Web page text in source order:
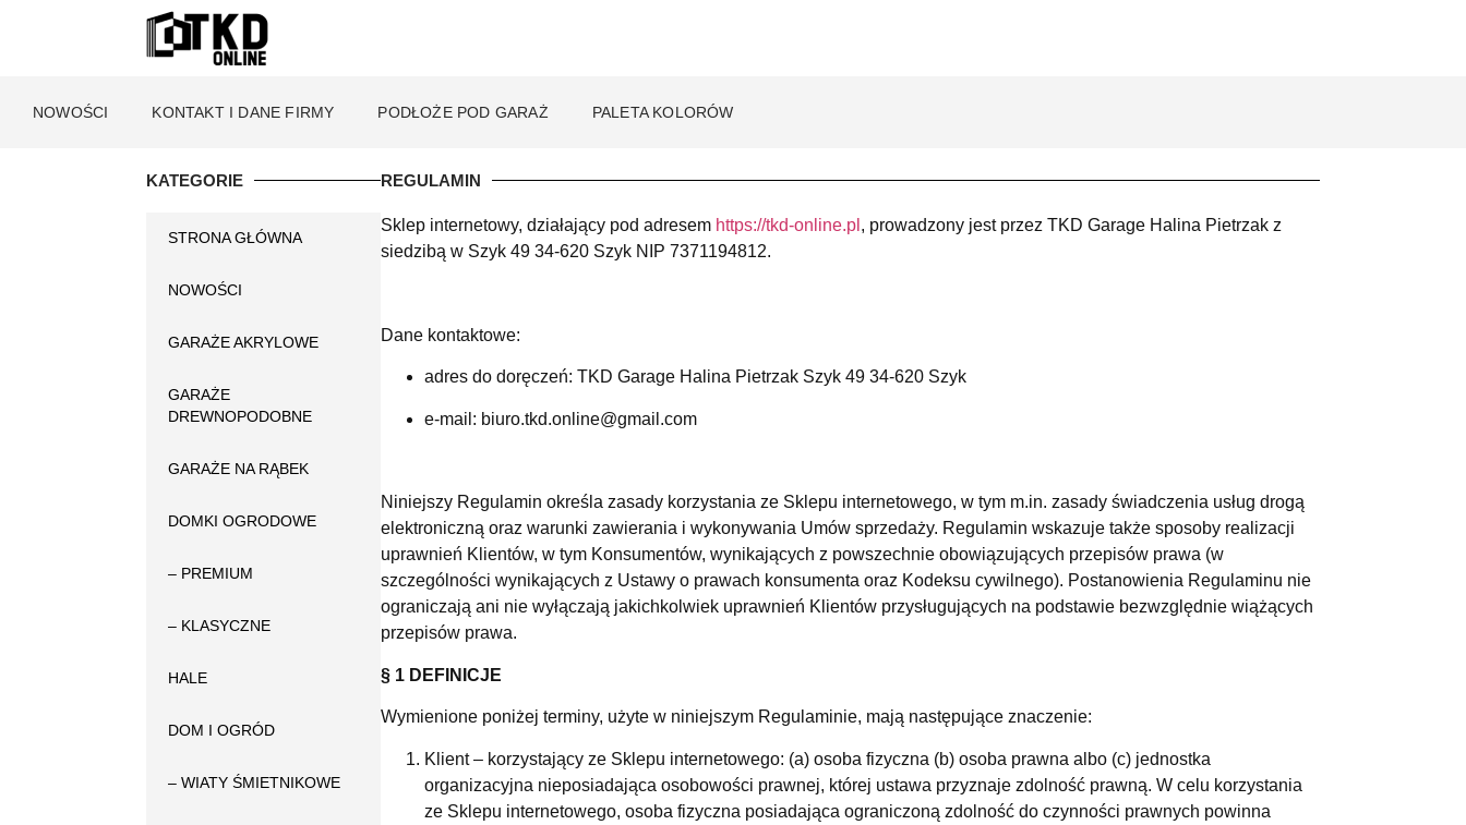
NOWOŚCI KONTAKT I DANE FIRMY PODŁOŻE POD GARAŻ PALETA KOLORÓW
KATEGORIE
STRONA GŁÓWNA
NOWOŚCI
GARAŻE AKRYLOWE
GARAŻE
DREWNOPODOBNE
GARAŻE NA RĄBEK
DOMKI OGRODOWE
– PREMIUM
– KLASYCZNE
HALE
DOM I OGRÓD
– WIATY ŚMIETNIKOWE
REGULAMIN
Sklep internetowy, działający pod adresem https://tkd-online.pl , prowadzony jest przez TKD Garage Halina Pietrzak z
siedzibą w Szyk 49 34-620 Szyk NIP 7371194812.
Dane kontaktowe:
adres do doręczeń: TKD Garage Halina Pietrzak Szyk 49 34-620 Szyk
e-mail: biuro.tkd.online@gmail.com
Niniejszy Regulamin określa zasady korzystania ze Sklepu internetowego, w tym m.in. zasady świadczenia usług drogą
elektroniczną oraz warunki zawierania i wykonywania Umów sprzedaży. Regulamin wskazuje także sposoby realizacji
uprawnień Klientów, w tym Konsumentów, wynikających z powszechnie obowiązujących przepisów prawa (w
szczególności wynikających z Ustawy o prawach konsumenta oraz Kodeksu cywilnego). Postanowienia Regulaminu nie
ograniczają ani nie wyłączają jakichkolwiek uprawnień Klientów przysługujących na podstawie bezwzględnie wiążących
przepisów prawa.
§ 1 DEFINICJE
Wymienione poniżej terminy, użyte w niniejszym Regulaminie, mają następujące znaczenie:
Klient – korzystający ze Sklepu internetowego: (a) osoba fizyczna (b) osoba prawna albo (c) jednostka
organizacyjna nieposiadająca osobowości prawnej, której ustawa przyznaje zdolność prawną. W celu korzystania
ze Sklepu internetowego, osoba fizyczna posiadająca ograniczoną zdolność do czynności prawnych powinna